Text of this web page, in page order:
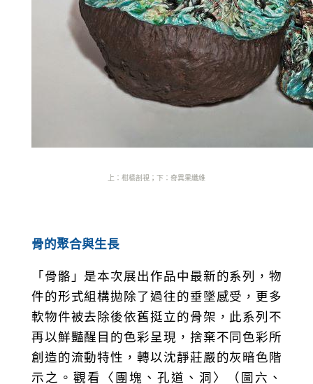
上：柑橘剖視 ；下：奇異果纖維
骨的聚合與生長
「骨骼」是本次展出作品中最新的系列，物
件的形式組構拋除了過往的垂墜感受，更多
軟物件被去除後依舊挺立的骨架，此系列不
再以鮮豔醒目的色彩呈現，捨棄不同色彩所
創造的流動特性，轉以沈靜莊嚴的灰暗色階
示之。觀看〈團塊、孔道、洞〉（圖六、